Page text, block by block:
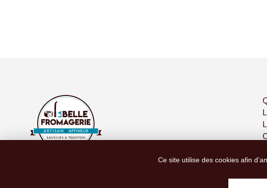
Ce site est protégé par le reCAPTCHA Google.Ce site utilise des cookies afin